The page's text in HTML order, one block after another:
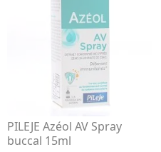
PILEJE Azéol AV Spray
buccal 15ml